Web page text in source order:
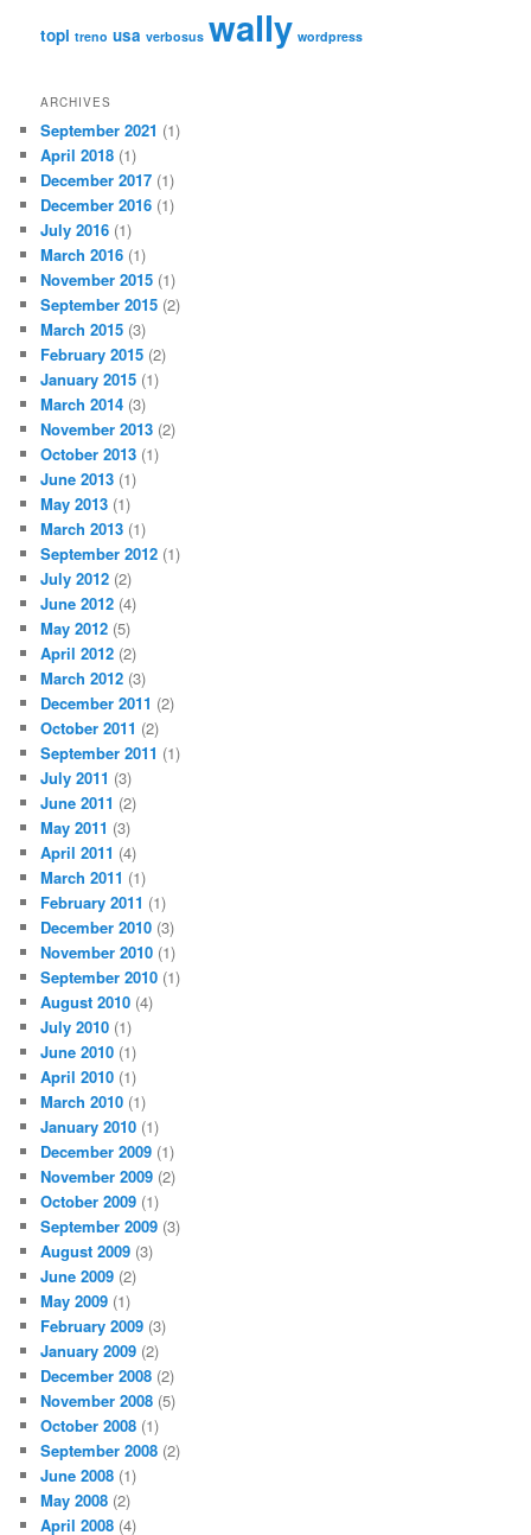
topi treno usa verbosus wally wordpress
ARCHIVES
September 2021 (1)
April 2018 (1)
December 2017 (1)
December 2016 (1)
July 2016 (1)
March 2016 (1)
November 2015 (1)
September 2015 (2)
March 2015 (3)
February 2015 (2)
January 2015 (1)
March 2014 (3)
November 2013 (2)
October 2013 (1)
June 2013 (1)
May 2013 (1)
March 2013 (1)
September 2012 (1)
July 2012 (2)
June 2012 (4)
May 2012 (5)
April 2012 (2)
March 2012 (3)
December 2011 (2)
October 2011 (2)
September 2011 (1)
July 2011 (3)
June 2011 (2)
May 2011 (3)
April 2011 (4)
March 2011 (1)
February 2011 (1)
December 2010 (3)
November 2010 (1)
September 2010 (1)
August 2010 (4)
July 2010 (1)
June 2010 (1)
April 2010 (1)
March 2010 (1)
January 2010 (1)
December 2009 (1)
November 2009 (2)
October 2009 (1)
September 2009 (3)
August 2009 (3)
June 2009 (2)
May 2009 (1)
February 2009 (3)
January 2009 (2)
December 2008 (2)
November 2008 (5)
October 2008 (1)
September 2008 (2)
June 2008 (1)
May 2008 (2)
April 2008 (4)